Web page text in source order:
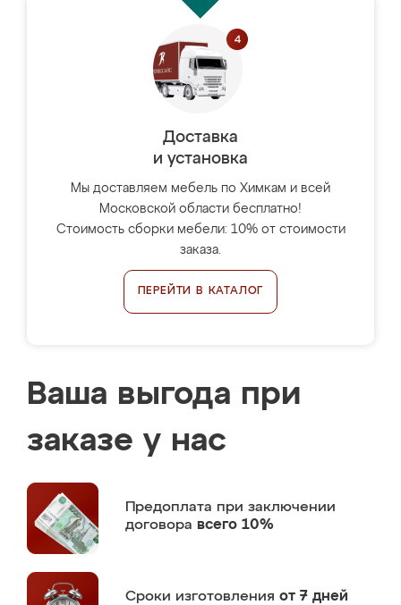
Доставка
и установка
Мы доставляем мебель по Химкам и всей
Московской области бесплатно!
Стоимость сборки мебели: 10% от стоимости
заказа.
ПЕРЕЙТИ В КАТАЛОГ
Ваша выгода при
заказе у нас
Предоплата при заключении
договора всего 10%
Сроки изготовления от 7 дней